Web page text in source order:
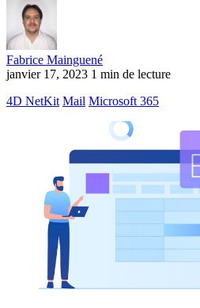
Fabrice Mainguené
janvier 17, 2023 1 min de lecture
4D NetKit Mail Microsoft 365